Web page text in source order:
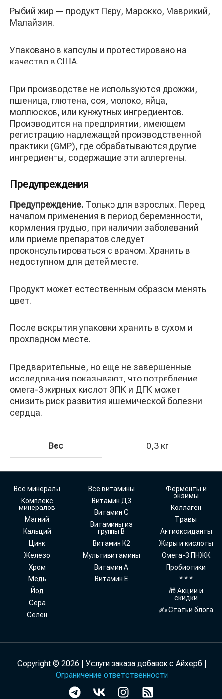
Рыбий жир — продукт Перу, Марокко, Маврикий,
Малайзия.
Упаковано в капсулы и протестировано на
качество в США.
При производстве не используются дрожжи,
пшеница, глютена, соя, молоко, яйца,
моллюсков, или кунжутных ингредиентов.
Производится на предприятии, имеющем
регистрацию надлежащей производственной
практики (GMP), где обрабатываются другие
ингредиенты, содержащие эти аллергены.
Предупреждения
Предупреждение. Только для взрослых. Перед
началом применения в период беременности,
кормления грудью, при наличии заболеваний
или приеме препаратов следует
проконсультироваться с врачом. Хранить в
недоступном для детей месте.
Продукт может естественным образом менять
цвет.
После вскрытия упаковки хранить в сухом и
прохладном месте.
Предварительные, но еще не завершенные
исследования показывают, что потребление
омега-3 жирных кислот ЭПК и ДГК может
снизить риск развития ишемической болезни
сердца.
Вес 0,3 кг
Все минералы
Комплекс
минералов
Магний
Кальций
Цинк
Железо
Хром
Медь
Йод
Сера
Селен
Все витамины
Витамин Д3
Витамин С
Витамины из
группы В
Витамин К2
Мультивитамины
Витамин А
Витамин Е
Ферменты и
энзимы
Коллаген
Травы
Антиоксиданты
Жиры и кислоты
Омега-3 ПНЖК
Пробиотики
* * *
🎁 Акции и
скидки
✍ Статьи блога
Copyright © 2026 | Услуги заказа добавок с Айхерб |
Ограничение ответственности